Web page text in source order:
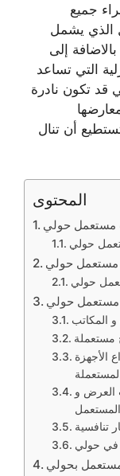
جميع
الذي يشمل
إلى
التي تساعد
قد تكون نادرة
أن تنال
المحتوى
مستعمل حولي
حولي
مستعمل حولي
حولي
مستعمل حولي
المكاتب
الأجهزة
العرض و
تنافسية
في حولي
بحولي